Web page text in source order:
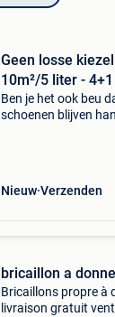
Geen losse
10m²/5 liter - 4+1
Ben je het ook beu
schoenen blijven
Nieuw Verzenden
bricaillon a
Bricaillons propre à
livraison gratuit